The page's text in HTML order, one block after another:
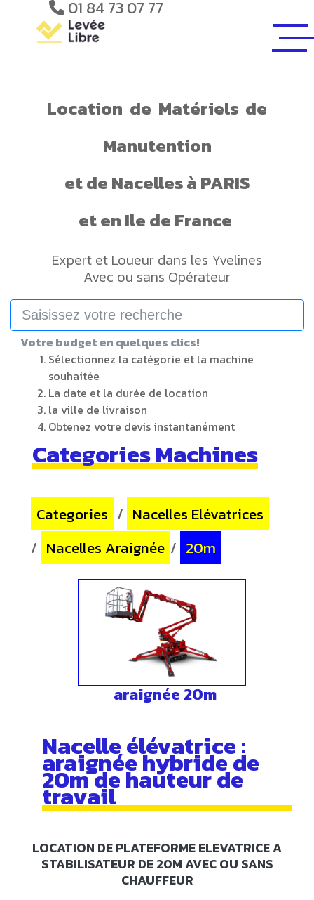
01 84 73 07 77
Location de Matériels de
Manutention
et deNacellesà PARIS
et en Ile de France
Expert et Loueur dans les Yvelines
Avec ou sans Opérateur
Votre budget en quelques clics!
Sélectionnez la catégorie et la machine
souhaitée
La date et la durée de location
la ville de livraison
Obtenez votre devis instantanément
Categories Machines
Categories / Nacelles Elévatrices
/ Nacelles Araignée / 20m
araignée 20m
Nacelle élévatrice :
araignée hybride de
20m de hauteur de
travail
LOCATION DE PLATEFORME ELEVATRICE A
STABILISATEUR DE 20M AVEC OU SANS
CHAUFFEUR